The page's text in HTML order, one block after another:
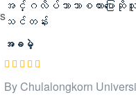
အင်္ဂလိပ်ဘာသာစကားပြောဆို
သင်တန်း
အခမဲ့
By Chulalongkorn